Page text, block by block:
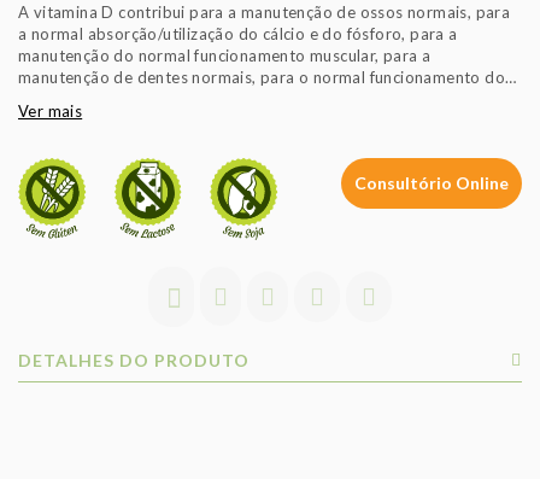
A vitamina D contribui para a manutenção de ossos normais, para
a normal absorção/utilização do cálcio e do fósforo, para a
manutenção do normal funcionamento muscular, para a
manutenção de dentes normais, para o normal funcionamento do
oxidações indesejáveis.
vitamina D3 por cápsula mole.
É isento de açúcar, sal, amido, milho, levedura, trigo, soja, glúten e
produtos lácteos. Formulado sem o uso de conservantes,
aromatizantes nem corantes artificiais.
Ver mais
Consultório Online
DETALHES DO PRODUTO